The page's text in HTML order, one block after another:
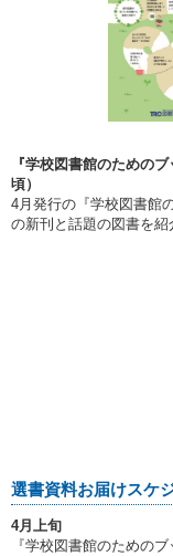
『学校図書館のための
頃）
4月発行の『学校図書館
の新刊と話題の図書を紹
選書資料お届けスケ
4月上旬
『学校図書館のための